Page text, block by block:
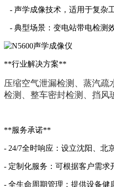
- 声学成像技术，适用于复杂
- 典型场景：变电站带电检测
**行业解决方案**
压缩空气泄漏检测、蒸汽
检测、整车密封检测、挡风
**服务承诺**
- 24/7全时响应：设立沈阳、北
- 定制化服务：可根据客户需
- 全生命周期管理：提供设备